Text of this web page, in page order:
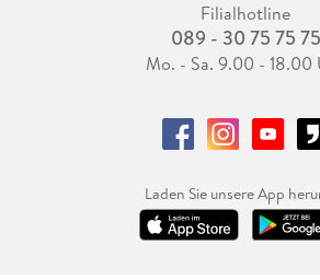
Filialhotline
089 - 30 75 75 75
Mo. - Sa. 9.00 - 18.00
Laden Sie unsere App